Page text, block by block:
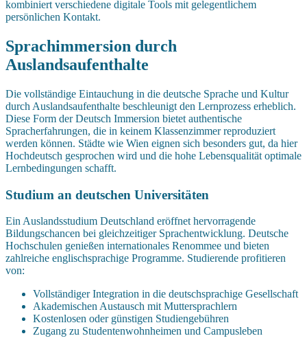
kombiniert verschiedene digitale Tools mit gelegentlichem
persönlichen Kontakt.
Sprachimmersion durch
Auslandsaufenthalte
Die vollständige Eintauchung in die deutsche Sprache und Kultur
durch Auslandsaufenthalte beschleunigt den Lernprozess erheblich.
Diese Form der Deutsch Immersion bietet authentische
Spracherfahrungen, die in keinem Klassenzimmer reproduziert
werden können. Städte wie Wien eignen sich besonders gut, da hier
Hochdeutsch gesprochen wird und die hohe Lebensqualität optimale
Lernbedingungen schafft.
Studium an deutschen Universitäten
Ein Auslandsstudium Deutschland eröffnet hervorragende
Bildungschancen bei gleichzeitiger Sprachentwicklung. Deutsche
Hochschulen genießen internationales Renommee und bieten
zahlreiche englischsprachige Programme. Studierende profitieren
von:
Vollständiger Integration in die deutschsprachige Gesellschaft
Akademischen Austausch mit Muttersprachlern
Kostenlosen oder günstigen Studiengebühren
Zugang zu Studentenwohnheimen und Campusleben